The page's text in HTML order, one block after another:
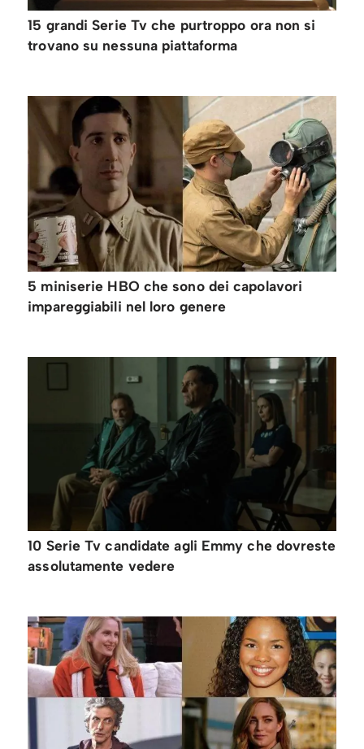
15 grandi Serie Tv che purtroppo ora non si
trovano su nessuna piattaforma
5 miniserie HBO che sono dei capolavori
impareggiabili nel loro genere
10 Serie Tv candidate agli Emmy che dovreste
assolutamente vedere